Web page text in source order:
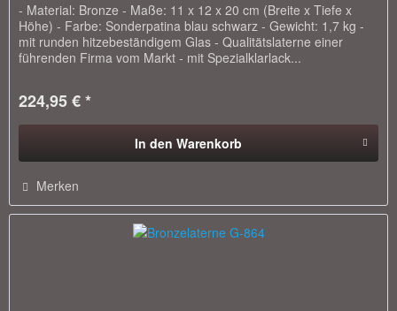
- Material: Bronze - Maße: 11 x 12 x 20 cm (Breite x Tiefe x
Höhe) - Farbe: Sonderpatina blau schwarz - Gewicht: 1,7 kg -
mit runden hitzebeständigem Glas - Qualitätslaterne einer
führenden Firma vom Markt - mit Spezialklarlack...
224,95 € *
In den Warenkorb
Merken